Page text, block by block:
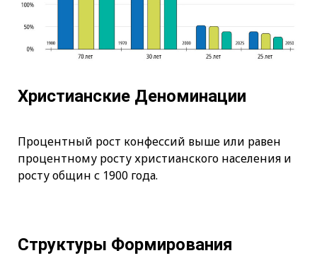
Христианские Деноминации
Процентный рост конфессий выше или равен
процентному росту христианского населения и
росту общин с 1900 года.
Структуры Формирования